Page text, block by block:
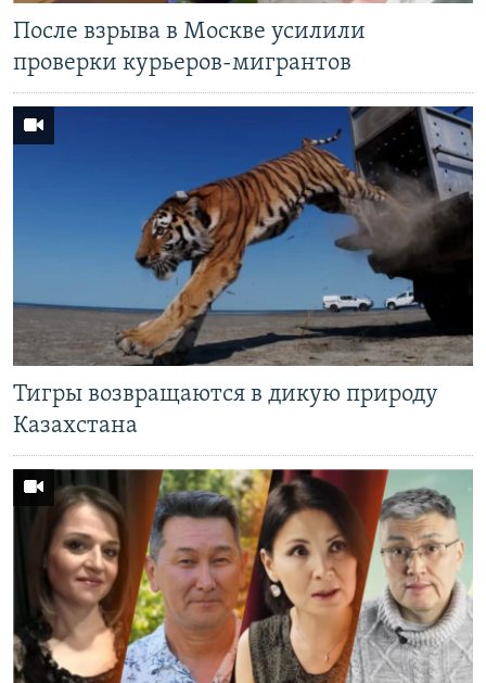
После взрыва в Москве усилили
проверки курьеров-мигрантов
Тигры возвращаются в дикую природу
Казахстана